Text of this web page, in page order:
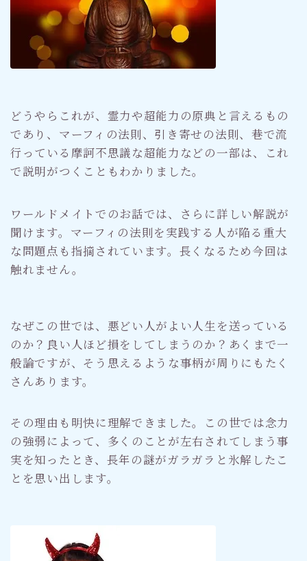
どうやらこれが、霊力や超能力の原典と言えるもの
であり、マーフィの法則、引き寄せの法則、巷で流
行っている摩訶不思議な超能力などの一部は、これ
で説明がつくこともわかりました。
ワールドメイトでのお話では、さらに詳しい解説が
聞けます。マーフィの法則を実践する人が陥る重大
な問題点も指摘されています。長くなるため今回は
触れません。
なぜこの世では、悪どい人がよい人生を送っている
のか？良い人ほど損をしてしまうのか？あくまで一
般論ですが、そう思えるような事柄が周りにもたく
さんあります。
その理由も明快に理解できました。この世では念力
の強弱によって、多くのことが左右されてしまう事
実を知ったとき、長年の謎がガラガラと氷解したこ
とを思い出します。